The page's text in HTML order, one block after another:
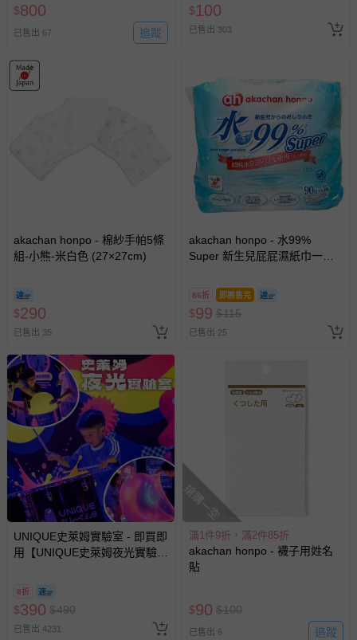
$800
已售出 67 追蹤
$100
已售出 303
akachan honpo - 棉紗手帕5條
組-小熊-米白色 (27×27cm)
$290
已售出 35
akachan honpo - 水99%
Super 新生兒屁屁濕紙巾一般
86折 即將售完
$99 $115
已售出 25
UNIQUE史萊姆實驗室 - 即買即
用【UNIQUE史萊姆夜光實驗室
人小孩均一價(3歲以上需購票))
8折
$390 $490
已售出 4231
搶購一空
滿1件9折，滿2件85折
akachan honpo - 襪子用姓名
貼
$90 $100
已售出 6 追蹤